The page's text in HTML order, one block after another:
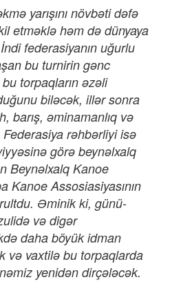
yarışını növbəti dəfə
etməklə həm də dünyaya
federasiyanın uğurlu
bu turnirin gənc
bu torpaqların əzəli
biləcək, illər sonra
barış, əminamanlıq və
Federasiya rəhbərliyi isə
görə beynəlxalq
Beynəlxalq Kanoe
Kanoe Assosiasiyasının
Əminik ki, günü-
və digər
daha böyük idman
və vaxtilə bu torpaqlarda
yenidən dirçələcək.